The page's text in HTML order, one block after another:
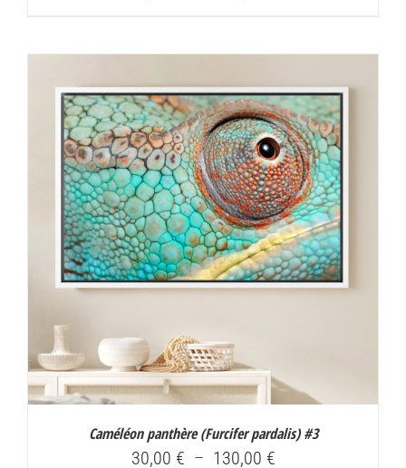
à
130,00 €
Caméléon panthère (Furcifer pardalis) #3
30,00 € – 130,00 €Plage